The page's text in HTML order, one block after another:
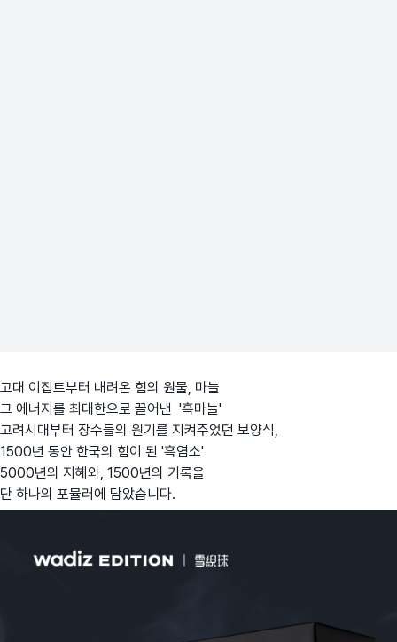
고대 이집트부터 내려온 힘의 원물, 마늘
그 에너지를 최대한으로 끌어낸 '흑마늘'
고려시대부터 장수들의 원기를 지켜주었던 보양식,
1500년 동안 한국의 힘이 된 '흑염소'
5000년의 지혜와, 1500년의 기록을
단 하나의 포뮬러에 담았습니다.